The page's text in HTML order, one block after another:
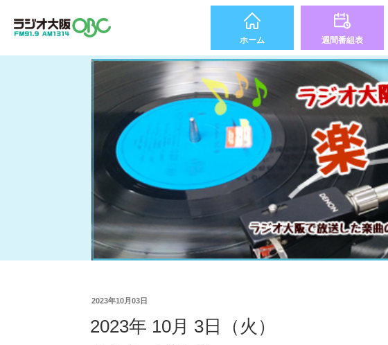
ホーム 週間番組表
2023年10月03日
2023年 10月 3日（火）